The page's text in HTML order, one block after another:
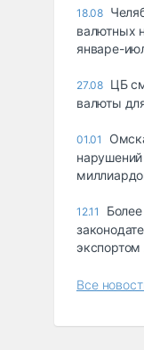
18.08
валютных
январе-
27.08 ЦБ
валюты
01.01
12.11
Все